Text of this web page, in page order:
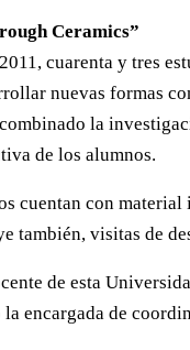
Ceramics”
cuarenta y tres
nuevas formas
la
de los alumnos.
cuentan con
también, visitas de
de esta
la encargada de